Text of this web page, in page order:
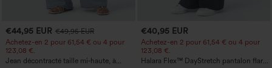
€44,95 EUR €49,95 EUR
Achetez-en 2 pour 61,54 € ou 4 pour
123,08 €.
Jean décontracté taille mi‑haute, à
€40,95 EUR
Achetez-en 2 pour 61,54 € ou 4 pour
123,08 €.
Halara Flex™ DayStretch pantalon flare